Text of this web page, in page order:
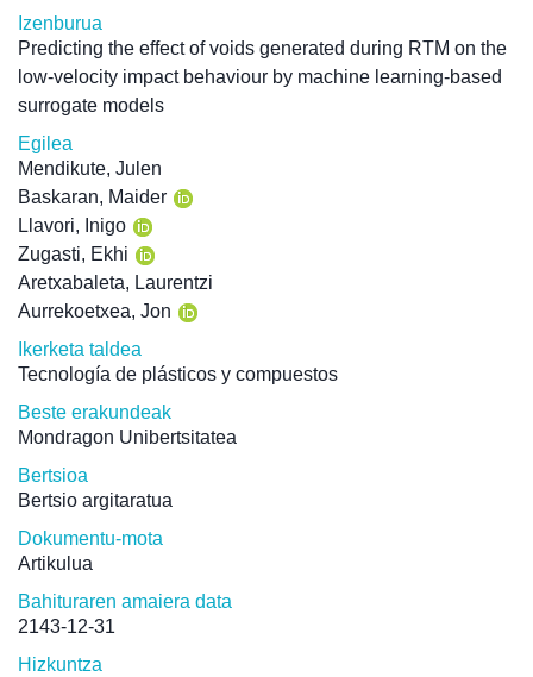
Izenburua
Predicting the effect of voids generated during RTM on the
low-velocity impact behaviour by machine learning-based
surrogate models
Egilea
Mendikute, Julen
Baskaran, Maider
Llavori, Inigo
Zugasti, Ekhi
Aretxabaleta, Laurentzi
Aurrekoetxea, Jon
Ikerketa taldea
Tecnología de plásticos y compuestos
Beste erakundeak
Mondragon Unibertsitatea
Bertsioa
Bertsio argitaratua
Dokumentu-mota
Artikulua
Bahituraren amaiera data
2143-12-31
Hizkuntza